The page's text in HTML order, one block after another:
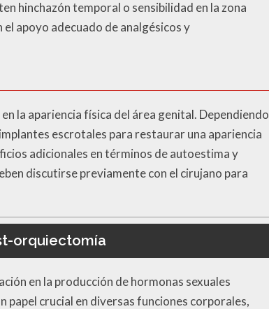
hinchazón temporal o sensibilidad en la zona
apoyo adecuado de analgésicos y
la apariencia física del área genital. Dependiendo
escrotales para restaurar una apariencia
adicionales en términos de autoestima y
discutirse previamente con el cirujano para
orquiectomía
en la producción de hormonas sexuales
crucial en diversas funciones corporales,